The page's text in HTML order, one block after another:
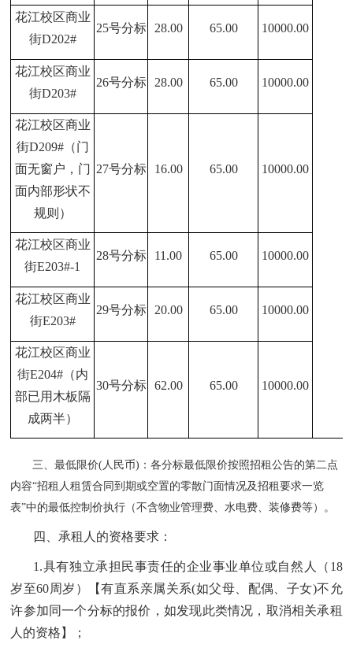
花江校区商业
街D202#
25号分标 28.00 65.00 10000.00
花江校区商业
街D203#
26号分标 28.00 65.00 10000.00
花江校区商业
街D209#（门
面无窗户，门
面内部形状不
规则）
27号分标 16.00 65.00 10000.00
花江校区商业
街E203#-1
28号分标 11.00 65.00 10000.00
花江校区商业
街E203#
29号分标 20.00 65.00 10000.00
花江校区商业
街E204#（内
部已用木板隔
成两半）
30号分标 62.00 65.00 10000.00
三、最低限价(人民币)：各分标最低限价按照招租公告的第二点
内容“招租人租赁合同到期或空置的零散门面情况及招租要求一览
表”中的最低控制价执行 （不含物业管理费、水电费、装修费等） 。
四、承租人的资格要求：
1.具有独立承担民事责任的企业事业单位或自然人（18
岁至60周岁）
【有直系亲属关系(如父母、配偶、子女)不允
许参加同一个分标的报价 ，如发现此类情况，取消相关承租
人的资格】
；